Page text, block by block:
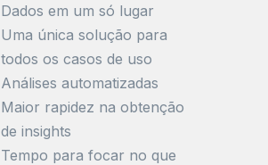
Dados em um só lugar
Uma única solução para
todos os casos de uso
Análises automatizadas
Maior rapidez na obtenção
de insights
Tempo para focar no que